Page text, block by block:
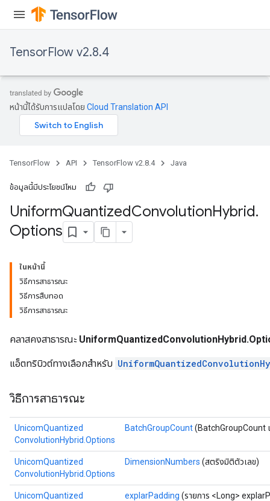
TensorFlow v2.8.4
หน้านี้ได้รับการแปลโดย Cloud Translation API
TensorFlow API TensorFlow v2.8.4 Java
ข้อมูลนี้มีประโยชน์ไหม
UniformQuantizedConvolutionHybrid.
Options
ในหน้านี้
วิธีการสาธารณะ
วิธีการสืบทอด
วิธีการสาธารณะ
คลาสคงสาธารณะ
แอ็ตทริบิวต์ทางเลือกสำหรับ
วิธีการสาธารณะ
UnicomQuantized
ConvolutionHybrid.Options
BatchGroupCount(BatchGroupCount
UnicomQuantized
ConvolutionHybrid.Options
DimensionNumbers (สตริงมิติตัวเลข)
UnicomQuantized
explarPadding (รายการ <Long>